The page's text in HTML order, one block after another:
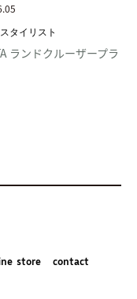
スタイリスト
ランドクルーザープラ
store contact